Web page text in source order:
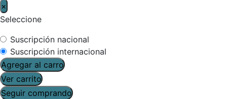
×
Seleccione
Suscripción nacional
Suscripción internacional
Agregar al carro
Ver carrito
Seguir comprando